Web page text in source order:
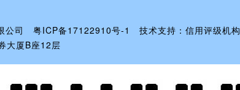
司 粤ICP备17122910号-1 技术支持：信用评级机构
大厦B座12层